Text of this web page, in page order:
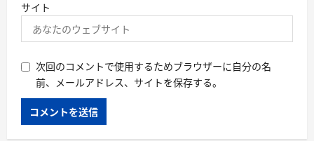
サイト
次回のコメントで使用するためブラウザーに自分の名
前、メールアドレス、サイトを保存する。